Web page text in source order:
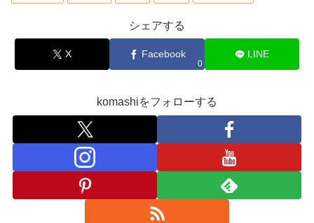
シェアする
X Facebook
0
LINE
komashiをフォローする